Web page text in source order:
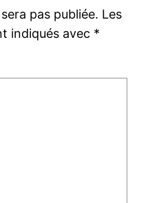
pas publiée. Les
indiqués avec *